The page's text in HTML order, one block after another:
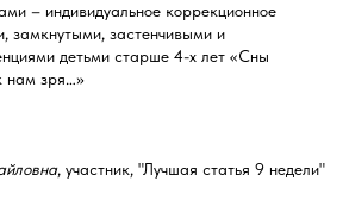
– индивидуальное коррекционное
замкнутыми, застенчивыми и
детьми старше 4-х лет «Сны
нам зря…»
, участник, "Лучшая статья 9 недели"